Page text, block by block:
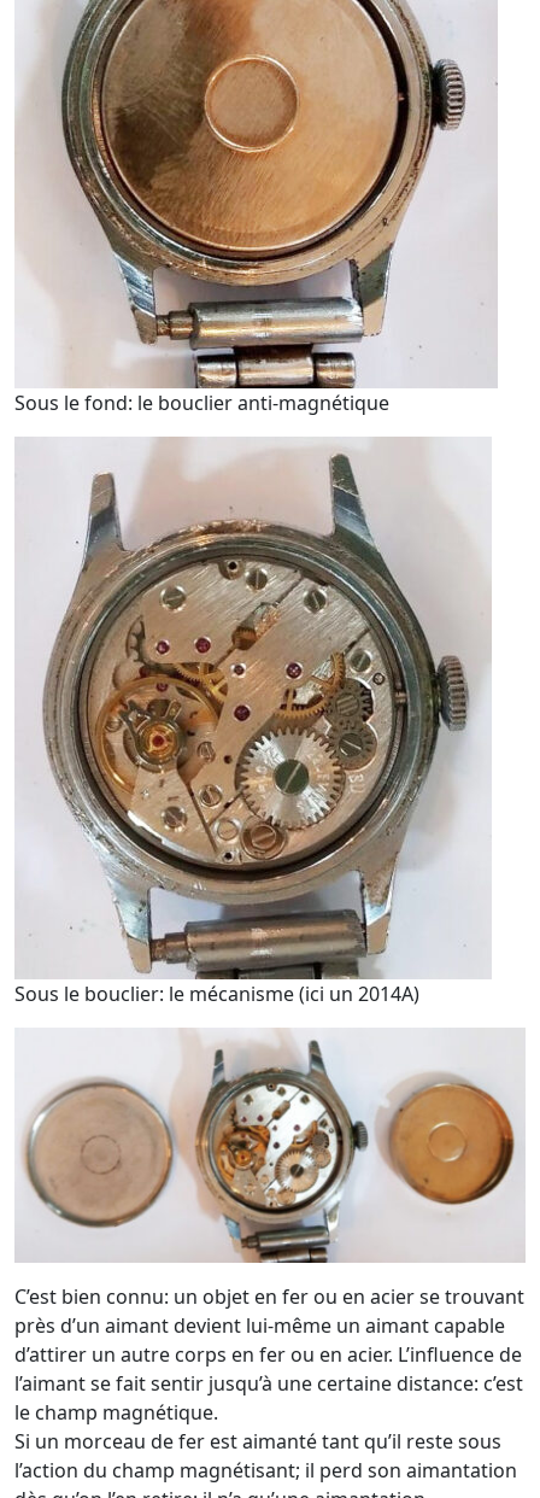
Sous le fond: le bouclier anti-magnétique
Sous le bouclier: le mécanisme (ici un 2014A)
C’est bien connu: un objet en fer ou en acier se trouvant
près d’un aimant devient lui-même un aimant capable
d’attirer un autre corps en fer ou en acier. L’influence de
l’aimant se fait sentir jusqu’à une certaine distance: c’est
le champ magnétique.
Si un morceau de fer est aimanté tant qu’il reste sous
l’action du champ magnétisant; il perd son aimantation